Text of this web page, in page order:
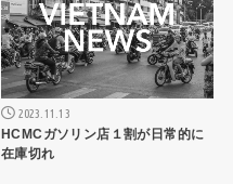
2023.11.13
HCMCガソリン店１割が日常的に
在庫切れ